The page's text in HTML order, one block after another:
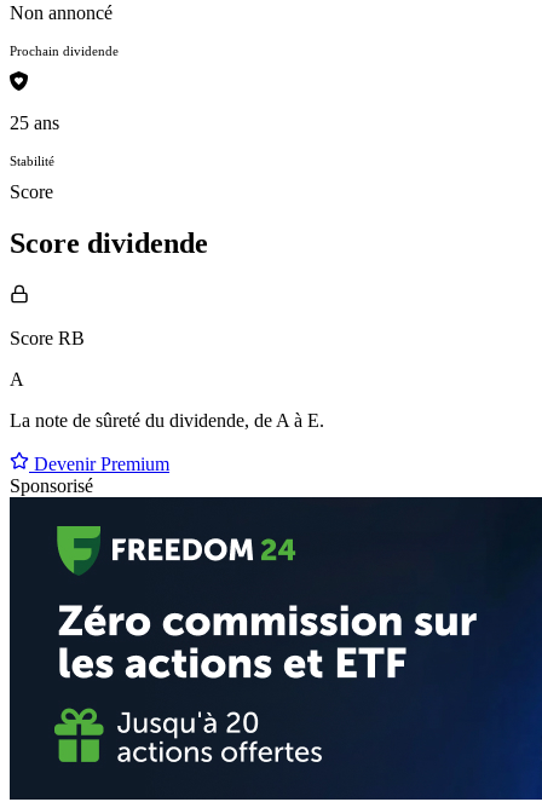
Non annoncé
Prochain dividende
25 ans
Stabilité
Score
Score dividende
Score RB
A
La note de sûreté du dividende, de A à E.
Devenir Premium
Sponsorisé